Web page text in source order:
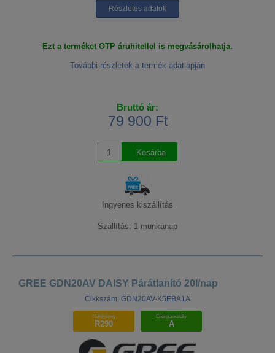
Részletes adatok
Ezt a terméket OTP áruhitellel is megvásárolhatja.
További részletek a termék adatlapján
Bruttó ár:
79 900 Ft
Ingyenes kiszállítás
Szállítás: 1 munkanap
GREE GDN20AV DAISY Párátlanító 20l/nap
Cikkszám: GDN20AV-K5EBA1A
Hűtőközeg
R290
Energiaosztály
A